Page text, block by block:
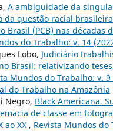
A ambiguidade da
da questão racial
Brasil (PCB) nas décadas
do Trabalho: v. 14
Lobo, Judiciário
Brasil: relativizando
Mundos do Trabalho: v. 9
do Trabalho na Amazônia
Negro, Black Americana.
de classe em
ao XX , Revista Mundos do